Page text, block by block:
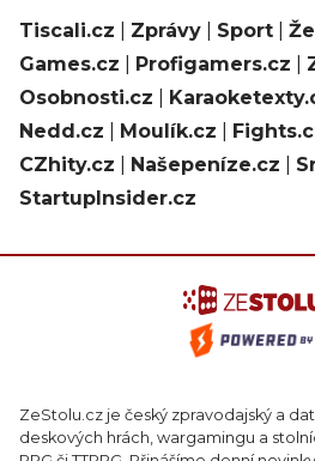
Tiscali.cz Zprávy Sport
Games.cz
Profigamers.cz
Osobnosti.cz
Nedd.cz
Moulík.cz
CZhity.cz
Našepeníze.cz
StartupInsider.cz
ZeStolu.cz je český zpravodajský a
deskových hrách, wargamingu a